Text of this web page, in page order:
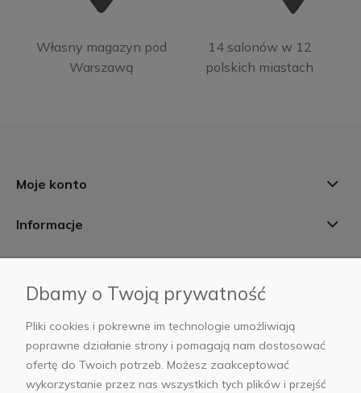
Własny magazyn pod
Warszawą
14 salonów w 12
polskich miastach
Moje konto
Informacje
AB Foto
Dbamy o Twoją prywatność
Pliki cookies i pokrewne im technologie umożliwiają
poprawne działanie strony i pomagają nam dostosować
ofertę do Twoich potrzeb. Możesz zaakceptować
wykorzystanie przez nas wszystkich tych plików i przejść